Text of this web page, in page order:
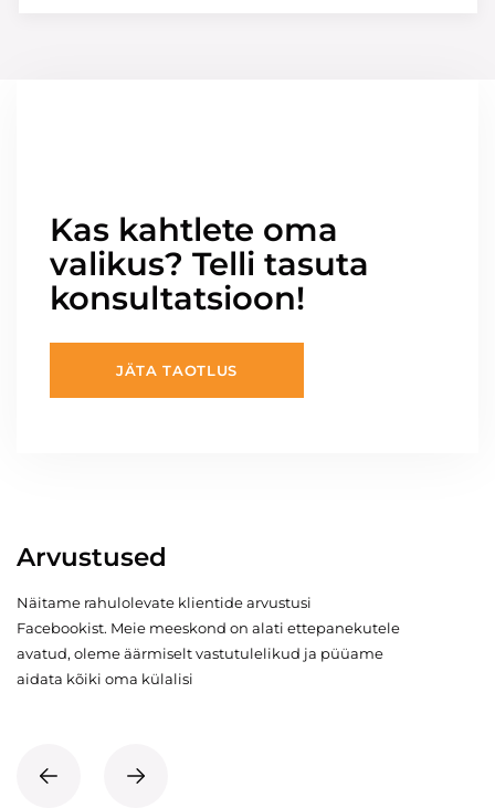
Kas kahtlete oma
valikus? Telli tasuta
konsultatsioon!
JÄTA TAOTLUS
Arvustused
Näitame rahulolevate klientide arvustusi
Facebookist. Meie meeskond on alati ettepanekutele
avatud, oleme äärmiselt vastutulelikud ja püüame
aidata kõiki oma külalisi